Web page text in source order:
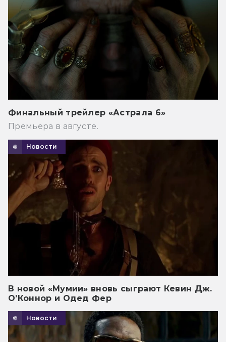
Финальный трейлер «Астрала 6»
Премьера в августе.
Новости
В новой «Мумии» вновь сыграют Кевин Дж.
О’Коннор и Одед Фер
Новости